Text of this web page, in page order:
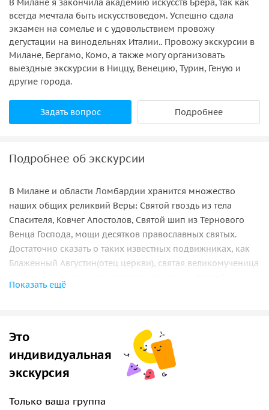
В Милане я закончила академию искусств Брера, так как
всегда мечтала быть искусствоведом. Успешно сдала
экзамен на сомелье и с удовольствием провожу
дегустации на винодельнях Италии.. Провожу экскурсии в
Милане, Бергамо, Комо, а также могу организовать
выездные экскурсии в Ниццу, Венецию, Турин, Геную и
другие города.
Задать вопрос Подробнее
Подробнее об экскурсии
В Милане и области Ломбардии хранится множество
наших общих реликвий Веры: Святой гвоздь из тела
Спасителя, Ковчег Апостолов, Святой шип из Тернового
Венца Господа, мощи десятков православных святых.
Достаточно сказать о таких известных подвижниках, как
Блаженный Августин(отец церкви), святая великомученица
Амвросий Медиоланский, мощи которого хранятся в
путешествующего православного паломника, так и
изучающего христианскую историю человека.
Показать ещё
Это
индивидуальная
экскурсия
Только ваша группа